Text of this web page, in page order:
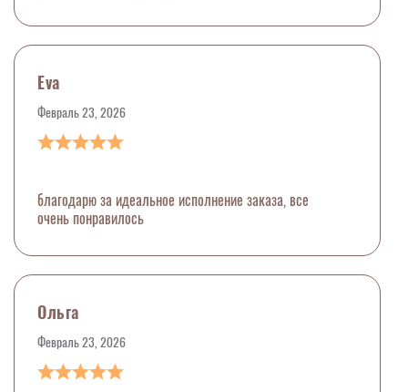
Eva
Февраль 23, 2026
благодарю за идеальное исполнение заказа, все
очень понравилось
Ольга
Февраль 23, 2026